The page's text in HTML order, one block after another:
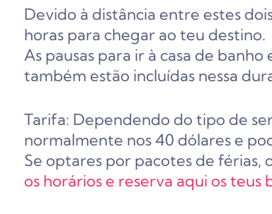
Devido à distância entre estes
horas para chegar ao teu destino.
As pausas para ir à casa de
também estão incluídas nessa
Tarifa: Dependendo do tipo de
normalmente nos 40 dólares e
Se optares por pacotes de férias,
os horários e reserva aqui os